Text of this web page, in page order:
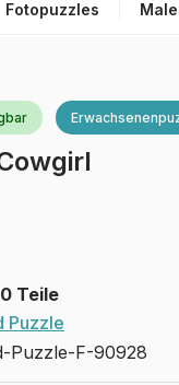
Fotopuzzles
Teile
Puzzle
Puzzle-F-90928